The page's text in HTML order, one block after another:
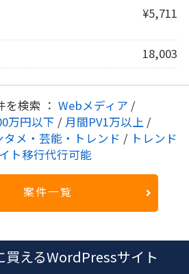
¥5,711
18,003
検索 ： Webメディア /
万円以下 / 月間PV1万以上 /
タメ・芸能・トレンド / トレンド
ト移行代行可能
案件一覧
買えるWordPressサイト